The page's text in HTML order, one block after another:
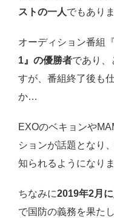
ストの一人でもありま
オーディション番組『
1』の優勝者であり、
すが、番組終了後も
か…
EXOのベキョンや
ションが話題となり
知られるようになり
ちなみに2019年2月
で国防の義務を果た